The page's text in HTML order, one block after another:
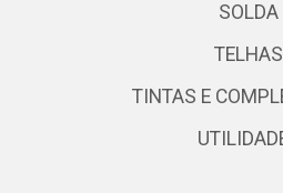
SOLDA
TELHAS
TINTAS E